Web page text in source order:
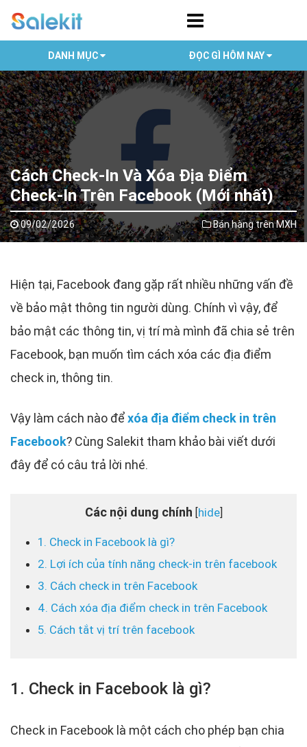
DANH MỤC ĐỌC GÌ HÔM NAY
Cách Check-In Và Xóa Địa Điểm
Check-In Trên Facebook (Mới nhất)
09/02/2026 Bán hàng trên MXH
Hiện tại, Facebook đang gặp rất nhiều những vấn đề
về bảo mật thông tin người dùng. Chính vì vậy, để
bảo mật các thông tin, vị trí mà mình đã chia sẻ trên
Facebook, bạn muốn tìm cách xóa các địa điểm
check in, thông tin.
Vậy làm cách nào đểxóa địa điểm check in trên
Facebook? Cùng Salekit tham khảo bài viết dưới
đây để có câu trả lời nhé.
Các nội dung chính [hide]
1. Check in Facebook là gì?
2. Lợi ích của tính năng check-in trên facebook
3. Cách check in trên Facebook
4. Cách xóa địa điểm check in trên Facebook
5. Cách tắt vị trí trên facebook
1. Check in Facebook là gì?
Check in Facebook là một cách cho phép bạn chia